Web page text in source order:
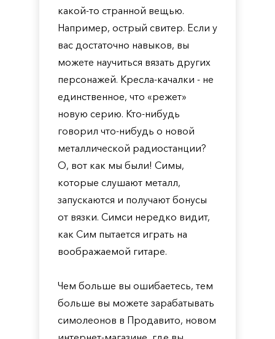
какой-то странной вещью.
Например, острый свитер. Если у
вас достаточно навыков, вы
можете научиться вязать других
персонажей. Кресла-качалки - не
единственное, что «режет»
новую серию. Кто-нибудь
говорил что-нибудь о новой
металлической радиостанции?
О, вот как мы были! Симы,
которые слушают металл,
запускаются и получают бонусы
от вязки. Симси нередко видит,
как Сим пытается играть на
воображаемой гитаре.
Чем больше вы ошибаетесь, тем
больше вы можете зарабатывать
симолеонов в Продавито, новом